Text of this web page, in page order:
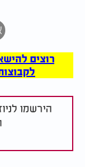
רוצים
לקבוצות
הירשמו